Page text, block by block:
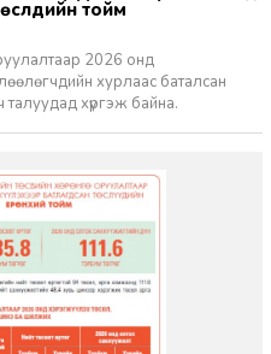
тойм
2026 онд
хурлаас баталсан
талуудад хүргэж байна.